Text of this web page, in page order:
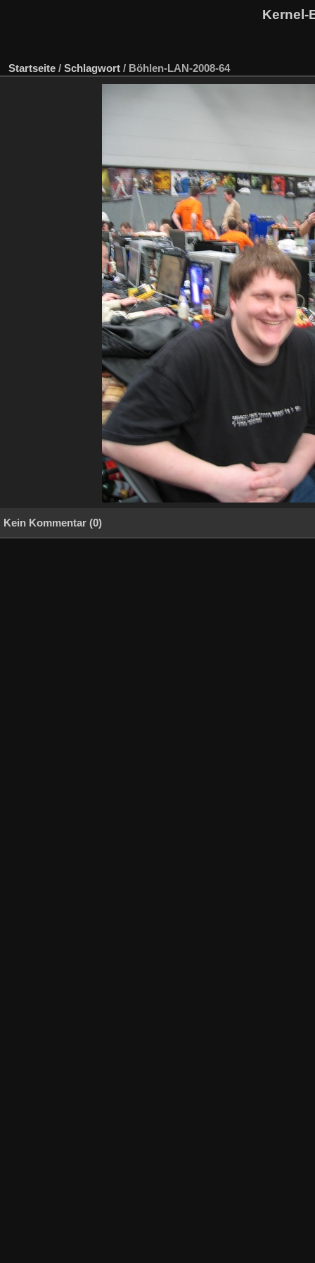
Kernel-
Startseite / Schlagwort / Böhlen-LAN-2008-64
Kein Kommentar (0)